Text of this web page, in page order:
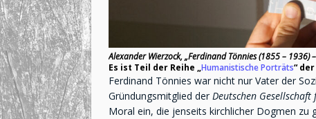
Alexander Wierzock,„Ferdinand Tönnies (1855 – 1936)
Es ist Teil der Reihe „Humanistische Porträts“
Ferdinand Tönnies war nicht nur Vater der
Gründungsmitglied derDeutschen
Moral ein, die jenseits kirchlicher Dogmen zu